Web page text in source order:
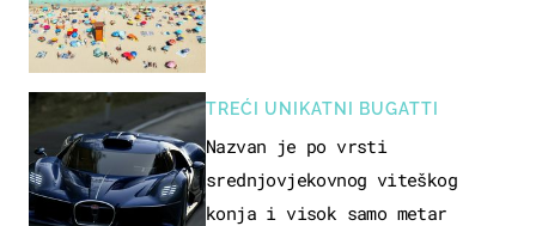
TREĆI UNIKATNI BUGATTI
Nazvan je po vrsti
srednjovjekovnog viteškog
konja i visok samo metar